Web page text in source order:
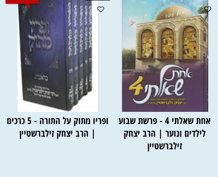
אחת שאלתי 4 - פרשת שבוע
לילדים ונוער | הרב יצחק
זילברשטיין
ופריו מתוק על התורה - 5 כרכים
| הרב יצחק זילברשטיין